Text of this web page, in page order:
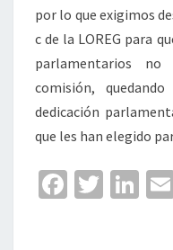
por lo que exigimos
c de la LOREG para
parlamentarios
comisión,
dedicación
que les han elegido
Fa T
Li